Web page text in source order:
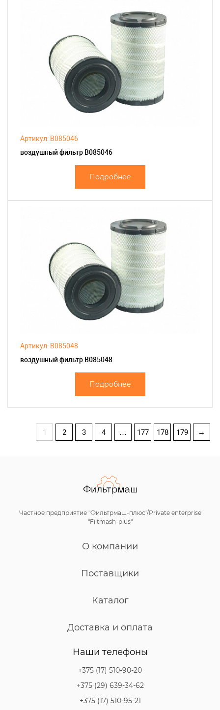
Артикул: B085046
воздушный фильтр B085046
Подробнее
Артикул: B085048
воздушный фильтр B085048
Подробнее
1 2 3 4 … 177 178 179 →
Частное предприятие "Фильтрмаш-плюс"/Private enterprise
"Filtmash-plus"
О компании
Поставщики
Каталог
Доставка и оплата
Наши телефоны
+375 (17) 510-90-20
+375 (29) 639-34-62
+375 (17) 510-95-21